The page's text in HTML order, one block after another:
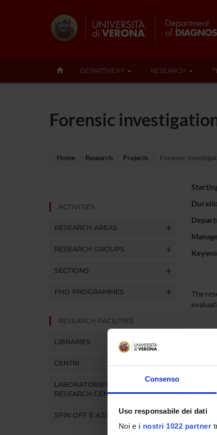
Consenso
Uso responsabile dei dati
Noi e i nostri 1022 partner
DEPARTMENT RESEARCH
Forensic
Home Research Projects Forensic
ACTIVITIES
RESEARCH AREAS
RESEARCH GROUPS
SECTIONS
PHD PROGRAMMES
RESEARCH FACILITIES
LIBRARIES
CENTRI
LABORATORIES AND
RESEARCH CENTRES
SPIN OFF E AZIENDE
The